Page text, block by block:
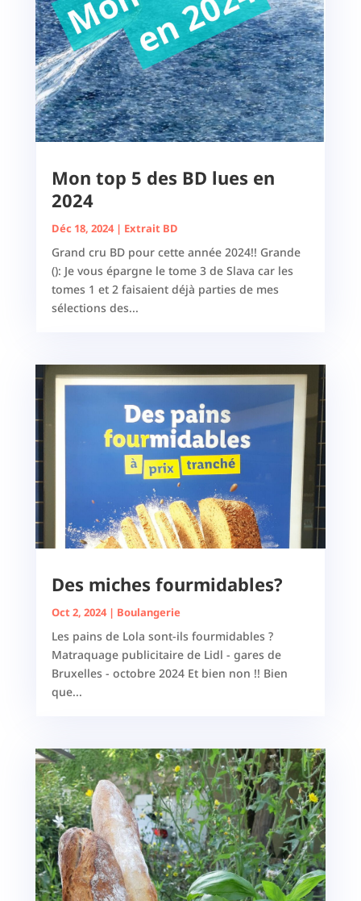
Mon top 5 des BD lues en
2024
Déc 18, 2024| Extrait BD
Grand cru BD pour cette année 2024!! Grande
(): Je vous épargne le tome 3 de Slava car les
tomes 1 et 2 faisaient déjà parties de mes
sélections des...
Des miches fourmidables?
Oct 2, 2024| Boulangerie
Les pains de Lola sont-ils fourmidables ?
Matraquage publicitaire de Lidl - gares de
Bruxelles - octobre 2024 Et bien non !! Bien
que...